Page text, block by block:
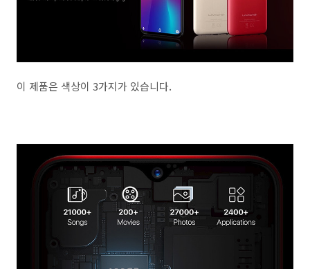
이 제품은 색상이 3가지가 있습니다.